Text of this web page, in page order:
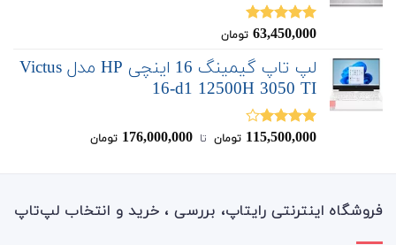
نمره5.00
63,450,000 تومان
لپ تاپ گیمینگ 16 اینچی HP مدل Victus
16-d1 12500H 3050 TI
نمره
115,500,000 تومان ‌ تا ‌ 176,000,000 تومان
فروشگاه اینترنتی رایتاپ، بررسی ، خرید و انتخاب لپ‌تاپ